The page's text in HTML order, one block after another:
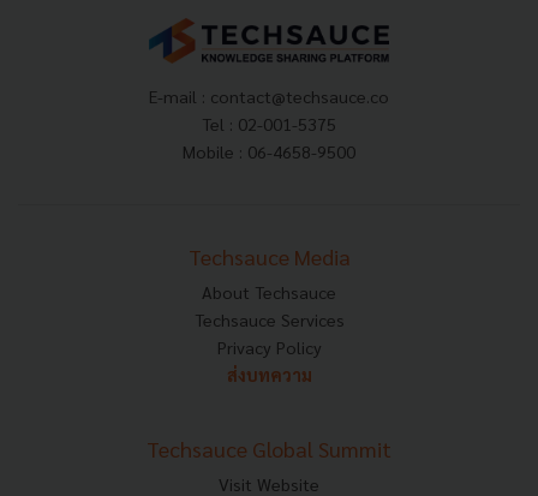
E-mail : contact@techsauce.co
Tel : 02-001-5375
Mobile : 06-4658-9500
Techsauce Media
About Techsauce
Techsauce Services
Privacy Policy
ส่งบทความ
Techsauce Global Summit
Visit Website